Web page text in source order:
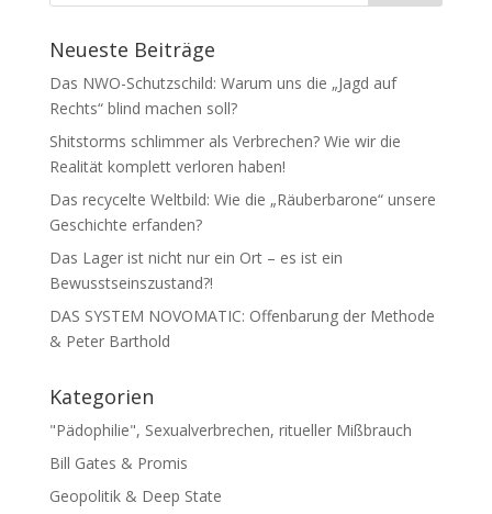
Neueste Beiträge
Das NWO-Schutzschild: Warum uns die „Jagd auf
Rechts“ blind machen soll?
Shitstorms schlimmer als Verbrechen? Wie wir die
Realität komplett verloren haben!
Das recycelte Weltbild: Wie die „Räuberbarone“ unsere
Geschichte erfanden?
Das Lager ist nicht nur ein Ort – es ist ein
Bewusstseinszustand?!
DAS SYSTEM NOVOMATIC: Offenbarung der Methode
& Peter Barthold
Kategorien
"Pädophilie", Sexualverbrechen, ritueller Mißbrauch
Bill Gates & Promis
Geopolitik & Deep State